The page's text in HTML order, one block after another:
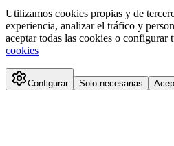
Utilizamos cookies propias y de
experiencia, analizar el tráfico y
aceptar todas las cookies o configurar
cookies
Configurar Solo necesarias